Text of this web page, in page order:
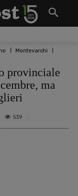
Montevarchi
provinciale
ma
539